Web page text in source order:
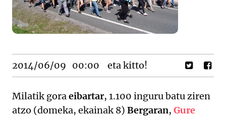
2014/06/09 00:00 eta kitto!
Milatik goraeibartar, 1.100 inguru batu ziren
atzo (domeka, ekainak 8) Bergaran, Gure